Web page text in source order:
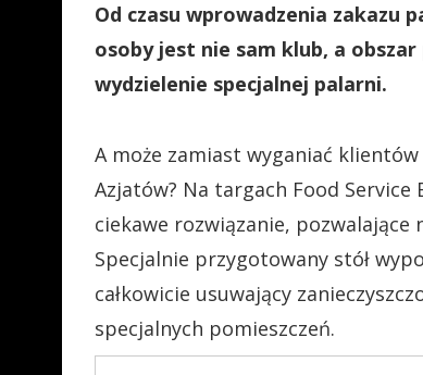
Od czasu wprowadzenia zakazu
osoby jest nie sam klub, a
wydzielenie specjalnej palarni.
A może zamiast wyganiać
Azjatów? Na targach Food
ciekawe rozwiązanie, pozwalające
Specjalnie przygotowany stół
całkowicie usuwający
specjalnych pomieszczeń.